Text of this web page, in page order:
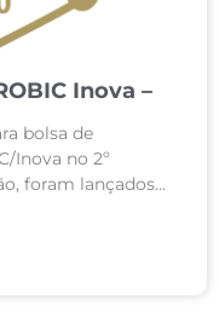
Inova –
bolsa de
Inova no 2º
foram lançados